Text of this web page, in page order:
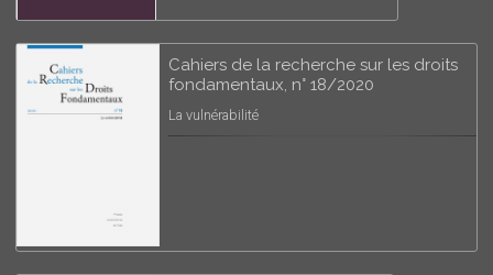
Cahiers de la recherche sur les droits
fondamentaux, n° 18/2020
La vulnérabilité